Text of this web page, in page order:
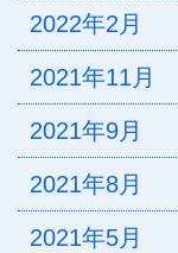
2022年2月
2021年11月
2021年9月
2021年8月
2021年5月